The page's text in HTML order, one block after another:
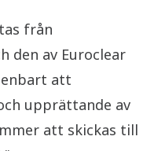
från
den av Euroclear
att
upprättande av
att skickas till